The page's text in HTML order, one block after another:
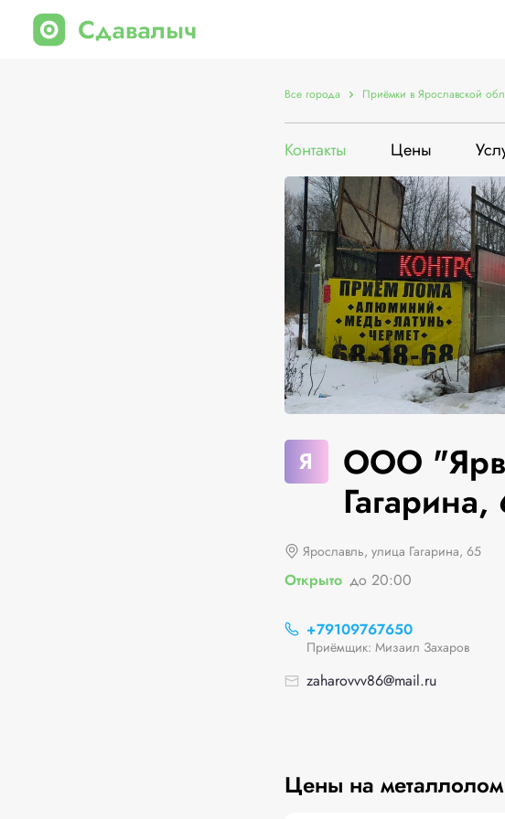
Все города Приёмки в Ярославской
Контакты Цены
Я
ООО
Гагарина,
Ярославль, улица Гагарина, 65
Открыто до 20:00
+79109767650
Приёмщик: Мизаил Захаров
zaharovvv86@mail.ru
Цены на металлолом